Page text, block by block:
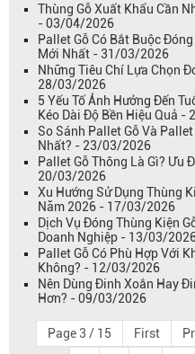
Thùng Gỗ Xuất Khẩu Cần
- 03/04/2026
Pallet Gỗ Có Bắt Buộc
Mới Nhất - 31/03/2026
Những Tiêu Chí Lựa Chọn
28/03/2026
5 Yếu Tố Ảnh Hưởng Đến
Kéo Dài Độ Bền Hiệu Quả -
So Sánh Pallet Gỗ Và
Nhất? - 23/03/2026
Pallet Gỗ Thông Là Gì? Ưu
20/03/2026
Xu Hướng Sử Dụng Thùng
Năm 2026 - 17/03/2026
Dịch Vụ Đóng Thùng Kiện
Doanh Nghiệp - 13/03/
Pallet Gỗ Có Phù Hợp Với
Không? - 12/03/2026
Nên Dùng Đinh Xoắn Hay
Hơn? - 09/03/2026
Page 3 / 15 First